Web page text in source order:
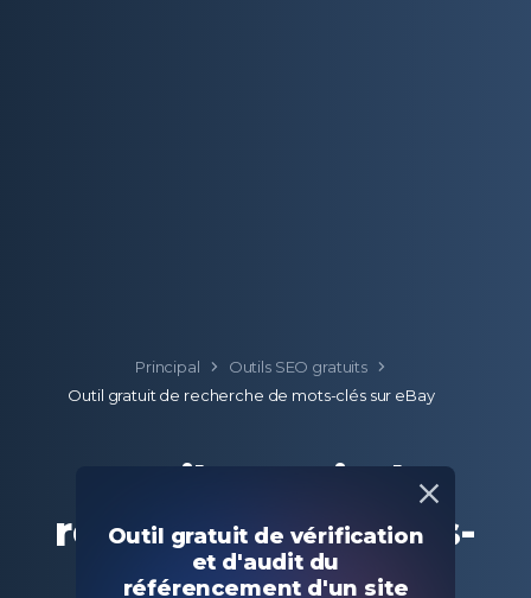
Principal
Outils SEO gratuits
Outil gratuit de recherche de mots-clés sur eBay
Outil gratuit de
recherche de mots-
clés sur eBay
Outil gratuit de vérification
et d'audit du
référencement d'un site